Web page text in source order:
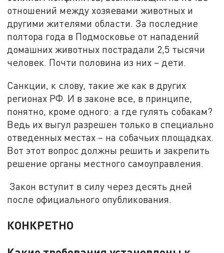
отношений между хозяевами животных и
другими жителями области. За последние
полтора года в Подмосковье от нападений
домашних животных пострадали 2,5 тысячи
человек. Почти половина из них – дети.
Санкции, к слову, такие же как в других
регионах РФ. И в законе все, в принципе,
понятно, кроме одного: а где гулять собакам?
Ведь их выгул разрешен только в специально
отведенных местах – на собачьих площадках.
Вот этот вопрос должны решить и закрепить
решение органы местного самоуправления.
Закон вступит в силу через десять дней
после официального опубликования.
КОНКРЕТНО